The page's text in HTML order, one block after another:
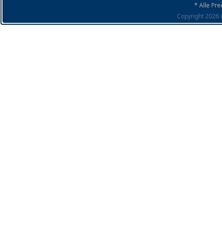
* Alle
Copyright 2026